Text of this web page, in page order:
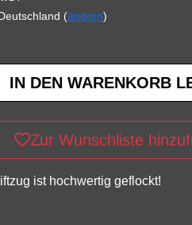
(ändern)
Zur Wunschliste
ist hochwertig geflockt!